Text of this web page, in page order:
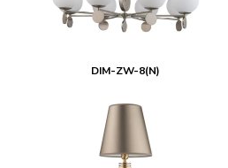
DIM-ZW-8(N)